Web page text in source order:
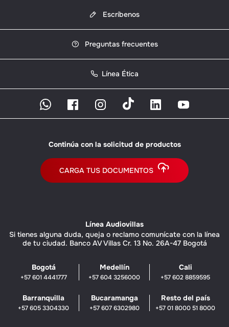
Escríbenos
Preguntas frecuentes
Línea Ética
Continúa con la solicitud de productos
CARGA TUS DOCUMENTOS
Línea Audiovillas
Si tienes alguna duda, queja o reclamo comunícate con la línea
de tu ciudad. Banco AV Villas Cr. 13 No. 26A-47 Bogotá
Bogotá
+57 601 4441777
Medellín
+57 604 3256000
Cali
+57 602 8859595
Barranquilla
+57 605 3304330
Bucaramanga
+57 607 6302980
Resto del país
+57 01 8000 51 8000